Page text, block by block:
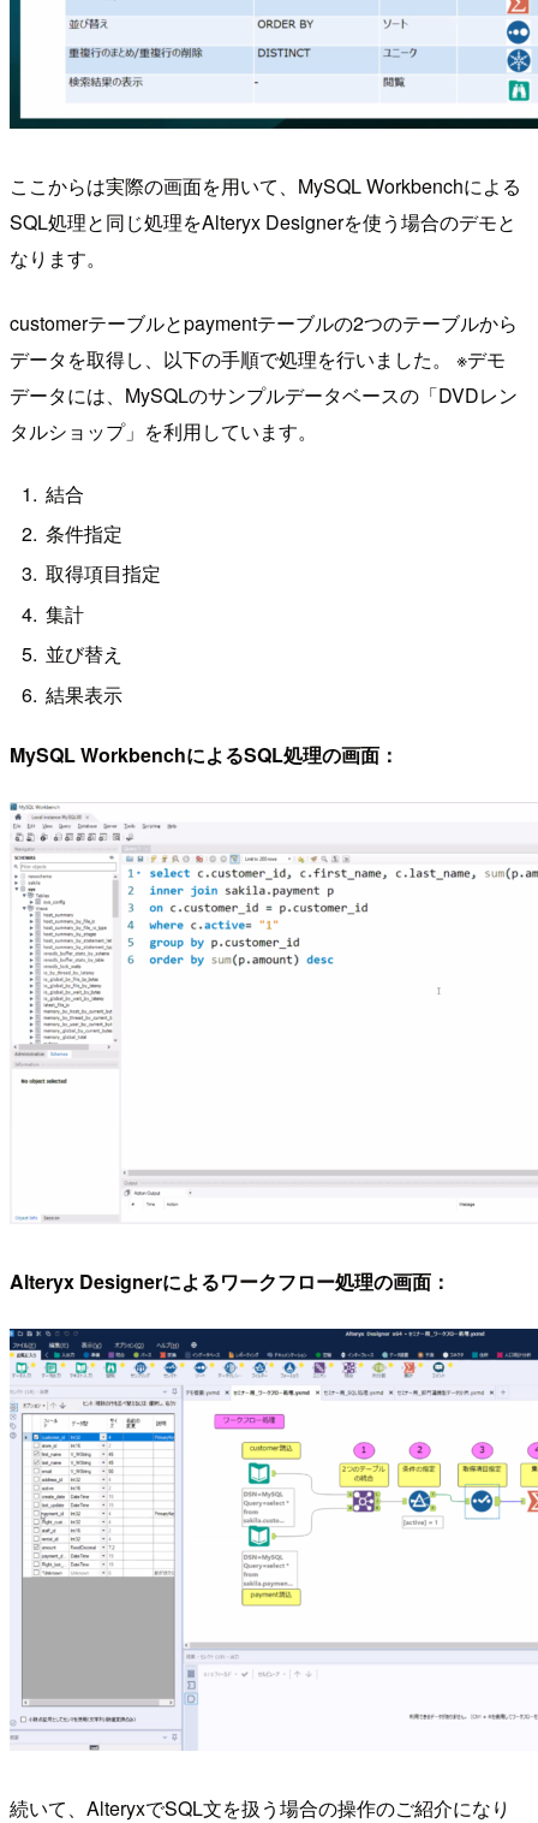
ここからは実際の画面を用いて、MySQL Workbenchによる
SQL処理と同じ処理をAlteryx Designerを使う場合のデモと
なります。
customerテーブルとpaymentテーブルの2つのテーブルから
データを取得し、以下の手順で処理を行いました。 ※デモ
データには、MySQLのサンプルデータベースの「DVDレン
タルショップ」を利用しています。
結合
条件指定
取得項目指定
集計
並び替え
結果表示
MySQL WorkbenchによるSQL処理の画面：
Alteryx Designerによるワークフロー処理の画面：
続いて、AlteryxでSQL文を扱う場合の操作のご紹介になり